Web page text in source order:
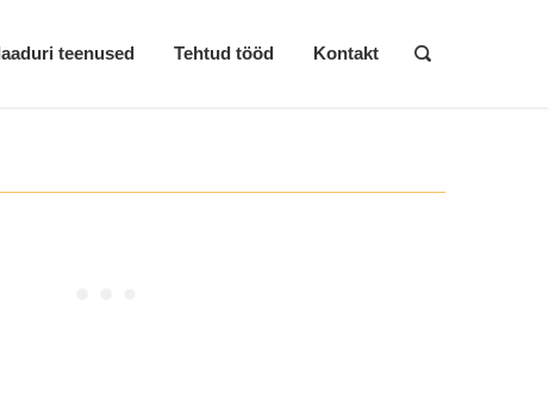
teenused Tehtud tööd Kontakt